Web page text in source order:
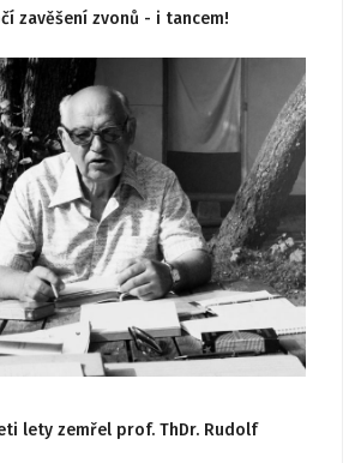
zavěšení zvonů - i tancem!
lety zemřel prof. ThDr. Rudolf